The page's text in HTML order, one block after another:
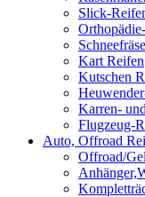
Slick-
Kart Reifen
Kutschen
Karren-
Flugzeug-
Auto, Offroad
Offroad/